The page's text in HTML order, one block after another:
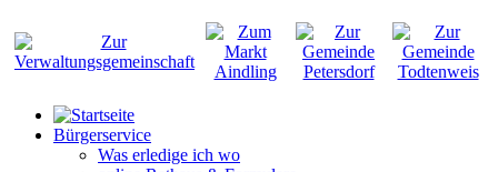
Bürgerservice
Was erledige ich wo